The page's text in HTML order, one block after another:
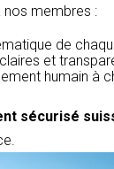
nos membres :
de
et
humain à
sécurisé